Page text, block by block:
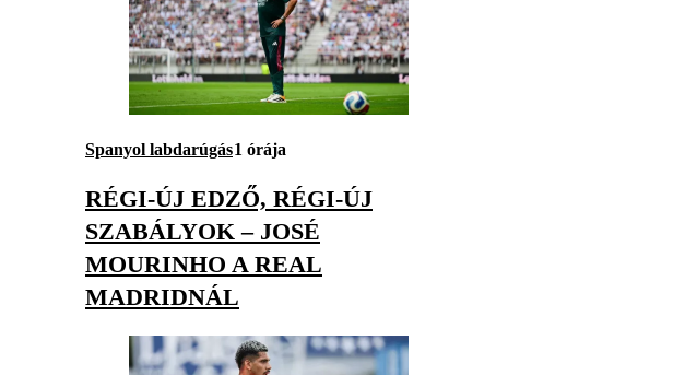
Spanyol labdarúgás1 órája
RÉGI-ÚJ EDZŐ, RÉGI-ÚJ
SZABÁLYOK – JOSÉ
MOURINHO A REAL
MADRIDNÁL